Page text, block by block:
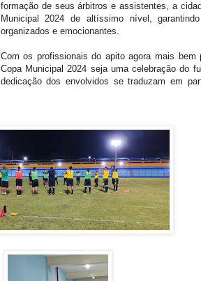
formação de seus árbitros e assistentes, a
Municipal 2024 de altíssimo nível,
organizados e emocionantes.
Com os profissionais do apito agora mais
Copa Municipal 2024 seja uma celebração do
dedicação dos envolvidos se traduzam em